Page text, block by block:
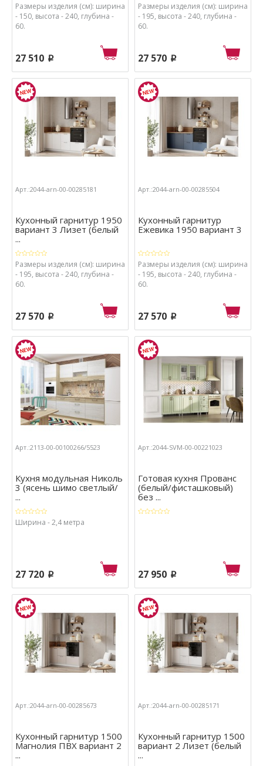
Размеры изделия (см): ширина
- 150, высота - 240, глубина -
60.
27 510 p
Размеры изделия (см): ширина
- 195, высота - 240, глубина -
60.
27 570 p
Арт.:2044-arn-00-00285181
Кухонный гарнитур 1950
вариант 3 Лизет (белый
...
Размеры изделия (см): ширина
- 195, высота - 240, глубина -
60.
27 570 p
Арт.:2044-arn-00-00285504
Кухонный гарнитур
Ежевика 1950 вариант 3
Размеры изделия (см): ширина
- 195, высота - 240, глубина -
60.
27 570 p
Арт.:2113-00-00100266/5523
Кухня модульная Николь
3 (ясень шимо светлый/
...
Ширина - 2,4 метра
27 720 p
Арт.:2044-SVM-00-00221023
Готовая кухня Прованс
(белый/фисташковый)
без ...
27 950 p
Арт.:2044-arn-00-00285673
Кухонный гарнитур 1500
Магнолия ПВХ вариант 2
...
Арт.:2044-arn-00-00285171
Кухонный гарнитур 1500
вариант 2 Лизет (белый
...